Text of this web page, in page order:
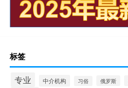
标签
专业 中介机构 习俗 俄罗斯